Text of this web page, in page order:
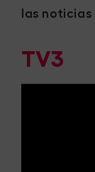
las noticias
TV3